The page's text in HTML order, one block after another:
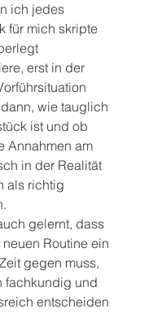
ich jedes
für mich skripte
erst in der
wie tauglich
ist und ob
Annahmen am
in der Realität
als richtig
gelernt, dass
Routine ein
gegen muss,
fachkundig und
entscheiden